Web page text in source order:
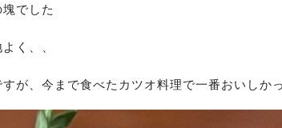
でした
く、、
が、今まで食べたカツオ料理で一番おいしか